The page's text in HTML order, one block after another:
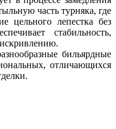
часть турняка, где
цельного лепестка без
стабильность,
бильярдные
отличающихся